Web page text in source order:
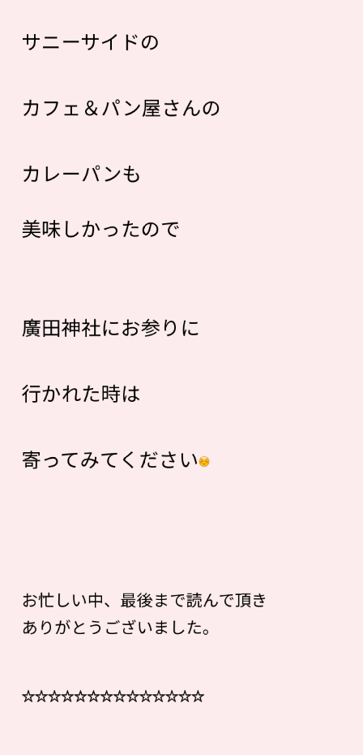
サニーサイドの
カフェ＆パン屋さんの
カレーパンも
美味しかったので
廣田神社にお参りに
行かれた時は
寄ってみてください
お忙しい中、最後まで読んで頂き
ありがとうございました。
☆☆☆☆☆☆☆☆☆☆☆☆☆☆